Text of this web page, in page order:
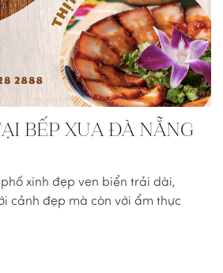
BẾP XƯA ĐÀ NẴNG
xinh đẹp ven biển trải dài,
cảnh đẹp mà còn với ẩm thực